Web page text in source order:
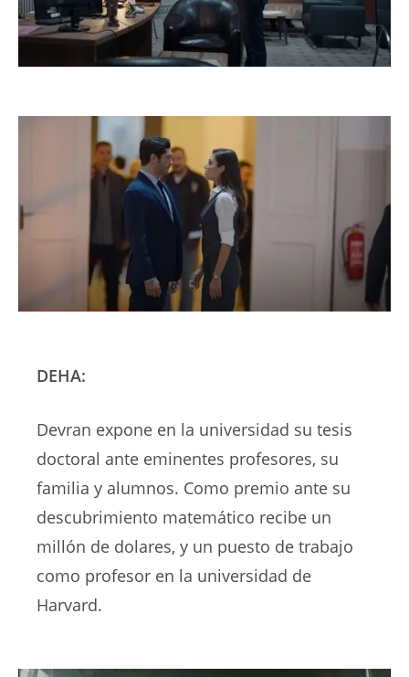
DEHA:
Devran expone en la universidad su tesis
doctoral ante eminentes profesores, su
familia y alumnos. Como premio ante su
descubrimiento matemático recibe un
millón de dolares, y un puesto de trabajo
como profesor en la universidad de
Harvard.